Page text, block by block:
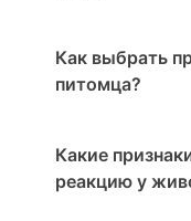
Как выбрать
питомца?
Какие
реакцию у